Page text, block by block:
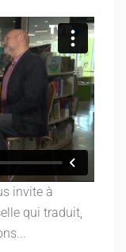
invite à
qui traduit,